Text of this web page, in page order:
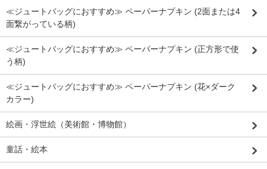
≪ジュートバッグにおすすめ≫ ペーパーナプキン (2面または4
面繋がっている柄)
≪ジュートバッグにおすすめ≫ ペーパーナプキン (正方形で使
う柄)
≪ジュートバッグにおすすめ≫ ペーパーナプキン (花×ダーク
カラー)
絵画・浮世絵（美術館・博物館）
童話・絵本